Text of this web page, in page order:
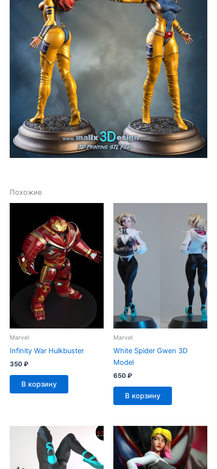
Похожие
Marvel
Infinity War Hulkbuster
350₽
В корзину
Marvel
White Spider Gwen 3D
Model
650₽
В корзину